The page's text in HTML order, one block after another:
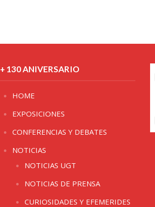
+ 130 ANIVERSARIO
HOME
EXPOSICIONES
CONFERENCIAS Y DEBATES
NOTICIAS
NOTICIAS UGT
NOTICIAS DE PRENSA
CURIOSIDADES Y EFEMERIDES